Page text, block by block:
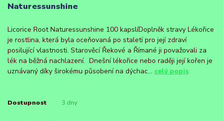
Naturessunshine
Licorice Root Naturessunshine 100 kapslíDoplněk stravy Lékořice
je rostlina, která byla oceňovaná po staletí pro její zdraví
posilující vlastnosti. Starověcí Řekové a Římané ji považovali za
lék na běžná nachlazení. Dnešní lékořice nebo raději její kořen je
uznávaný díky širokému působení na dýchac... celý popis
Dostupnost 3 dny